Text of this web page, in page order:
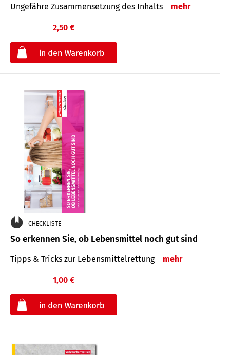
Ungefähre Zusammensetzung des Inhalts mehr
2,50 €
CHECKLISTE
So erkennen Sie, ob Lebensmittel noch gut sind
Tipps & Tricks zur Lebensmittelrettung mehr
1,00 €